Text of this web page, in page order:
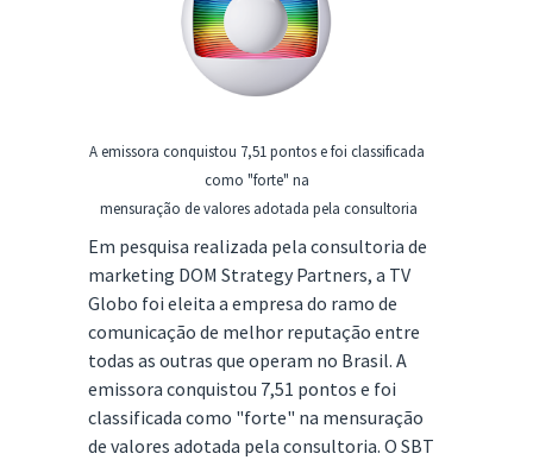
A emissora conquistou 7,51 pontos e foi classificada
como "forte" na
mensuração de valores adotada pela consultoria
Em pesquisa realizada pela consultoria de
marketing DOM Strategy Partners, a TV
Globo foi eleita a empresa do ramo de
comunicação de melhor reputação entre
todas as outras que operam no Brasil. A
emissora conquistou 7,51 pontos e foi
classificada como "forte" na mensuração
de valores adotada pela consultoria. O SBT